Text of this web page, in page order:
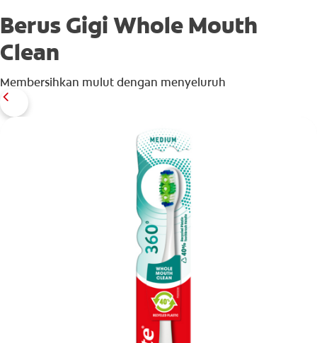
Berus Gigi Whole Mouth
Clean
Membersihkan mulut dengan menyeluruh